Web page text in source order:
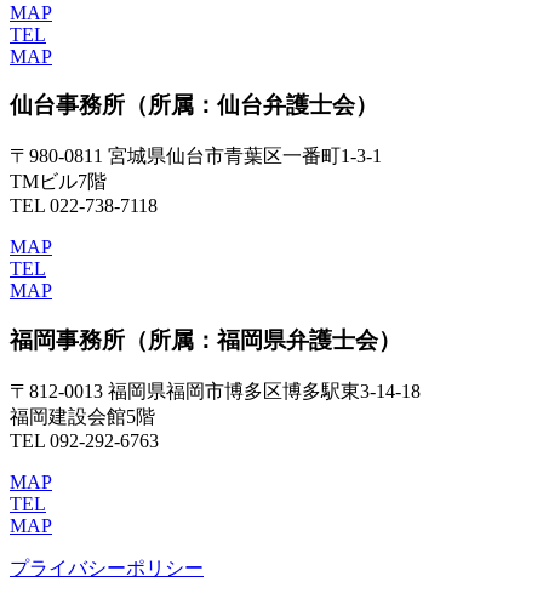
MAP
TEL
MAP
仙台事務所 （所属：仙台弁護士会）
〒980-0811 宮城県仙台市青葉区一番町1-3-1
TMビル7階
TEL 022-738-7118
MAP
TEL
MAP
福岡事務所 （所属：福岡県弁護士会）
〒812-0013 福岡県福岡市博多区博多駅東3-14-18
福岡建設会館5階
TEL 092-292-6763
MAP
TEL
MAP
プライバシーポリシー